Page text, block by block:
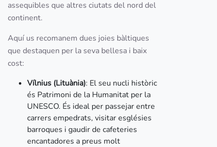
assequibles que altres ciutats del nord del
continent.
Aquí us recomanem dues joies bàltiques
que destaquen per la seva bellesa i baix
cost:
Vílnius (Lituània): El seu nucli històric
és Patrimoni de la Humanitat per la
UNESCO. És ideal per passejar entre
carrers empedrats, visitar esglésies
barroques i gaudir de cafeteries
encantadores a preus molt